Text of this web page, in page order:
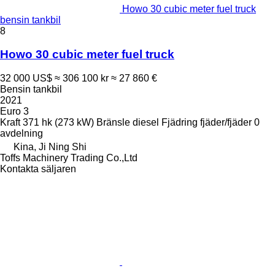
Howo 30 cubic meter fuel truck
bensin tankbil
8
Howo 30 cubic meter fuel truck
32 000 US$ ≈ 306 100 kr ≈ 27 860 €
Bensin tankbil
2021
Euro 3
Kraft 371 hk (273 kW) Bränsle diesel Fjädring fjäder/fjäder 0
avdelning
Kina, Ji Ning Shi
Toffs Machinery Trading Co.,Ltd
Kontakta säljaren